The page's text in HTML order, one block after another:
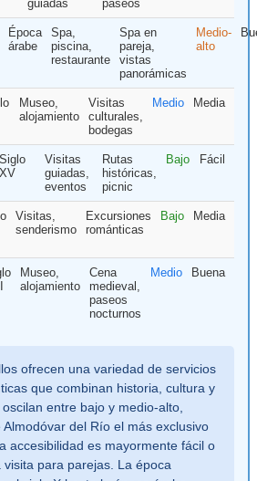
guiadas
paseos
Época
árabe
Spa,
piscina,
restaurante
Spa en
pareja,
vistas
panorámicas
Medio-
alto
Museo,
alojamiento
Visitas
culturales,
bodegas
Medio Media
Siglo
XV
Visitas
guiadas,
eventos
Rutas
históricas,
picnic
Bajo Fácil
Visitas,
senderismo
Excursiones
románticas
Bajo Media
Museo,
alojamiento
Cena
medieval,
paseos
nocturnos
Medio Buena
ofrecen una variedad de servicios
que combinan historia, cultura y
entre bajo y medio-alto,
del Río el más exclusivo
accesibilidad es mayormente fácil o
visita para parejas. La época